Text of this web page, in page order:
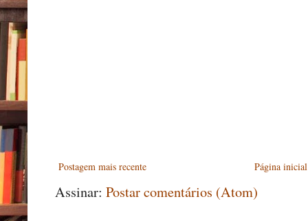
Postagem mais recente Página inicial
Assinar: Postar comentários (Atom)